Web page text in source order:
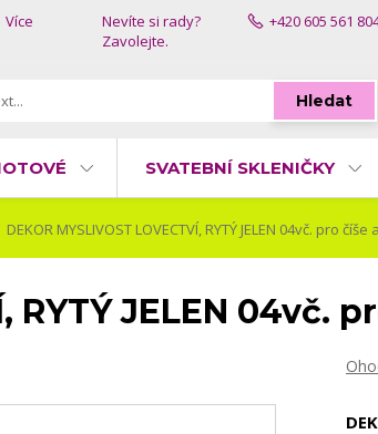
Více
Hledat
Nevíte si rady?
Zavolejte.
+420 605 561
SVATEBNÍ SKLENIČKY
DEKOR MYSLIVOST LOVECTVÍ, RYTÝ JELEN 04vč. pro číše
RYTÝ JELEN 04vč.